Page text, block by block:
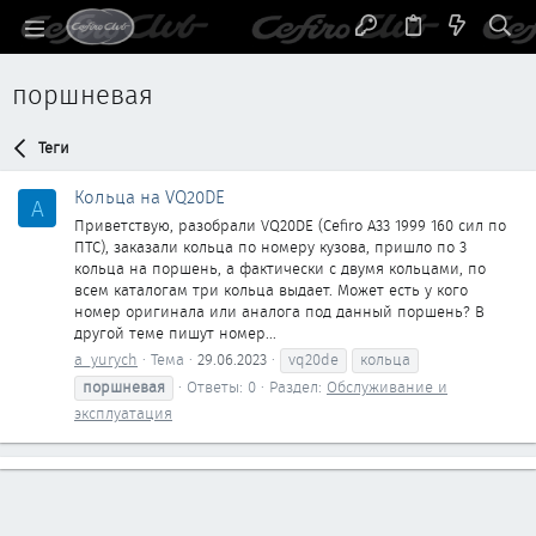
поршневая
Теги
A Кольца на VQ20DE
Приветствую, разобрали VQ20DE (Cefiro A33 1999 160 сил по
ПТС), заказали кольца по номеру кузова, пришло по 3
кольца на поршень, а фактически с двумя кольцами, по
всем каталогам три кольца выдает. Может есть у кого
номер оригинала или аналога под данный поршень? В
другой теме пишут номер...
a_yurych
Тема 29.06.2023 vq20de
кольца
поршневая
Ответы: 0 Раздел: Обслуживание и
эксплуатация